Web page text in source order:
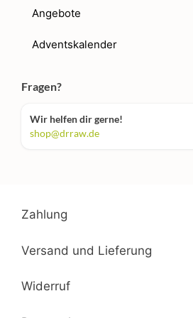
Angebote
Adventskalender
Fragen?
Wir helfen dir gerne!
shop@drraw.de
Zahlung
Versand und Lieferung
Widerruf